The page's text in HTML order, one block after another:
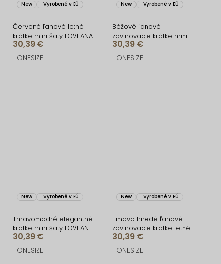
New Vyrobené v EÚ
Červené ľanové letné
krátke mini šaty LOVEANA
30,39 €
ONESIZE
New Vyrobené v EÚ
Béžové ľanové
zavinovacie krátke mini
šaty LOVEANA
30,39 €
ONESIZE
New Vyrobené v EÚ
Tmavomodré elegantné
krátke mini šaty LOVEANA
s volánikom
30,39 €
ONESIZE
New Vyrobené v EÚ
Tmavo hnedé ľanové
zavinovacie krátke letné
šaty LOVEANA
30,39 €
ONESIZE